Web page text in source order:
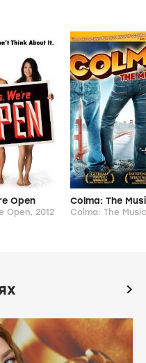
Open
Open, 2012
Colma: The
Colma: The
icon